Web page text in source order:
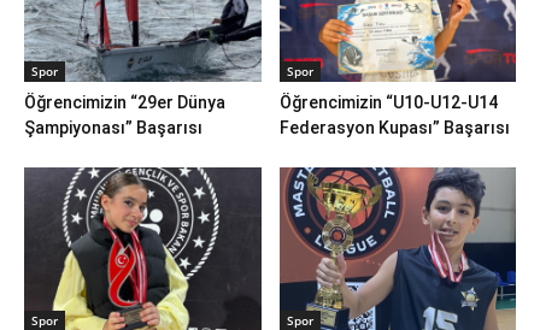
Spor
Öğrencimizin “29er Dünya
Şampiyonası” Başarısı
Spor
Öğrencimizin “U10-U12-U14
Federasyon Kupası” Başarısı
Spor Spor